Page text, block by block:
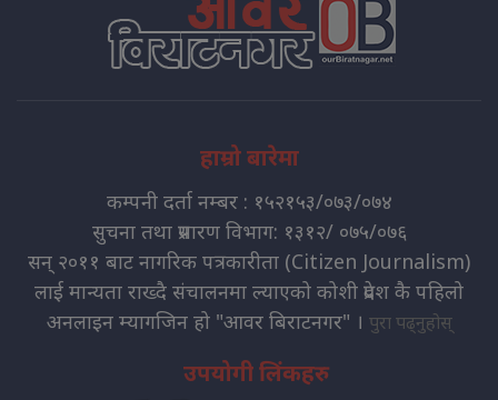
हाम्रो बारेमा
कम्पनी दर्ता नम्बर : १५२१५३/०७३/०७४
सुचना तथा प्रसारण विभाग: १३१२/ ०७५/०७६
सन् २०११ बाट नागरिक पत्रकारीता (Citizen Journalism)
लाई मान्यता राख्दै संचालनमा ल्याएको कोशी प्रदेश कै पहिलो
अनलाइन म्यागजिन हो "आवर बिराटनगर" । पुरा पढ्नुहोस्
उपयोगी लिंकहरु